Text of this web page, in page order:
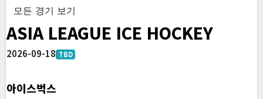
모든 경기 보기
ASIA LEAGUE ICE HOCKEY
2026-09-18 TBD
아이스벅스